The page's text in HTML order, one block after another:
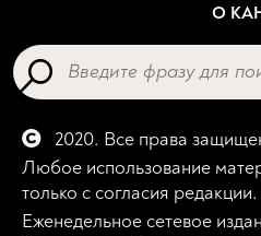
О
2020. Все права
Любое использование
только с согласия редакции.
Еженедельное сетевое